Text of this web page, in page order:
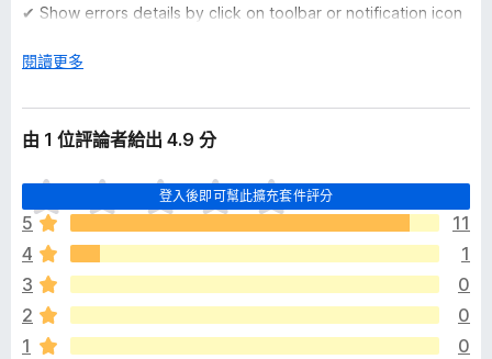
✔ Show errors details by click on toolbar or notification icon
✔ Show errors details in notification popup
✔ Show errors column number
✔ Error source in notification popups is clickable
✔ Does not overrides user-defined error handler
✔ Handle missing js/css/other missing files 404 errors
✔ Ignore 404 errors initiated by AdBlock and etc
✔ Ignores repeated errors
✔ Ignores Google Chrome extensions internal errors
✔ Error text is linked on StackOverflow search
✔ Copy errors details to clipboard
展
後
閱讀更多
由 1 位評論者給出 4.9 分
登入後即可幫此擴充套件評分
目
前
沒
有
評
分
5
11
4
1
3
0
2
0
1
0